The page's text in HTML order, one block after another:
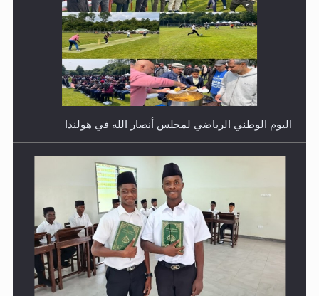
اليوم الوطني الرياضي لمجلس أنصار الله في هولندا